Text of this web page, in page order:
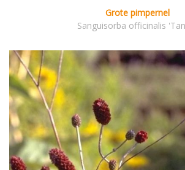
Grote pimpernel
Sanguisorba officinalis